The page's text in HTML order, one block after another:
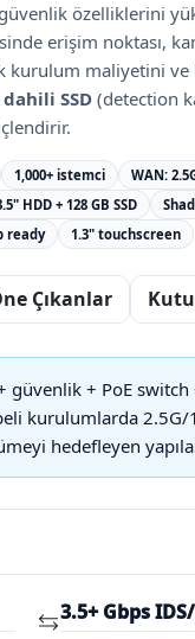
özelliklerini
erişim noktası,
kurulum maliyetini ve
dahili SSD(detection
1,000+ istemci
WAN:
HDD + 128 GB SSD
ready
1.3" touchscreen
Çıkanlar
+ PoE switch
kurulumlarda 2.5G/
hedefleyen
3.5+ Gbps